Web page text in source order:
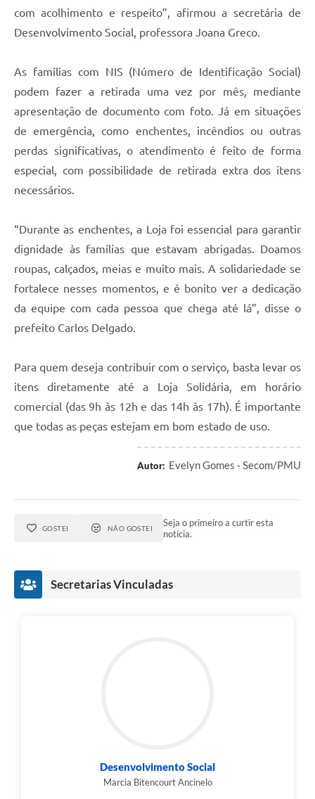
com acolhimento e respeito”, afirmou a secretária de
Desenvolvimento Social, professora Joana Greco.
As famílias com NIS (Número de Identificação Social)
podem fazer a retirada uma vez por mês, mediante
apresentação de documento com foto. Já em situações
de emergência, como enchentes, incêndios ou outras
perdas significativas, o atendimento é feito de forma
especial, com possibilidade de retirada extra dos itens
necessários.
“Durante as enchentes, a Loja foi essencial para garantir
dignidade às famílias que estavam abrigadas. Doamos
roupas, calçados, meias e muito mais. A solidariedade se
fortalece nesses momentos, e é bonito ver a dedicação
da equipe com cada pessoa que chega até lá”, disse o
prefeito Carlos Delgado.
Para quem deseja contribuir com o serviço, basta levar os
itens diretamente até a Loja Solidária, em horário
comercial (das 9h às 12h e das 14h às 17h). É importante
que todas as peças estejam em bom estado de uso.
Autor: Evelyn Gomes - Secom/PMU
GOSTEI NÃO GOSTEI
Seja o primeiro a curtir esta
notícia.
Secretarias Vinculadas
Desenvolvimento Social
Marcia Bitencourt Ancinelo